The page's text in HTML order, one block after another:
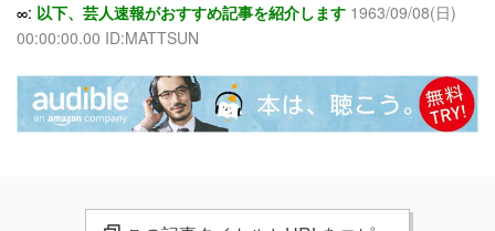
∞: 以下、芸人速報がおすすめ記事を紹介します 1963/09/08(日)
00:00:00.00 ID:MATTSUN